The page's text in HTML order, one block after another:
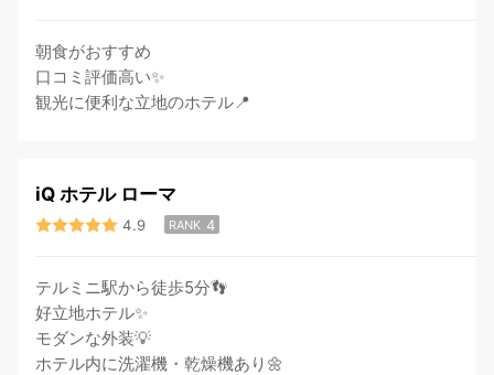
朝食がおすすめ
口コミ評価高い✨
観光に便利な立地のホテル📍
iQ ホテル ローマ
4.9 RANK 4
テルミニ駅から徒歩5分👣
好立地ホテル✨
モダンな外装💡
ホテル内に洗濯機・乾燥機あり🌼